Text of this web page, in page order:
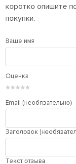
коротко опишите
покупки.
Ваше имя
Оценка
★
★
★
★
★
Email (необязательно)
Заголовок
Текст отзыва